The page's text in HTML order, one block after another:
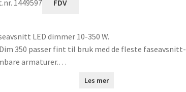
1449597 FDV
LED dimmer 10-350 W.
350 passer fint til bruk med de fleste faseavsnitt-
armaturer.
Les mer